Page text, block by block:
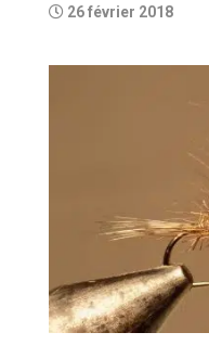
26 février 2018